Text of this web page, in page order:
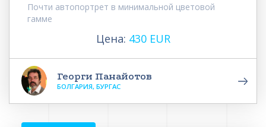
Почти автопортрет в минимальной цветовой
гамме
Цена: 430 EUR
Георги Панайотов
БОЛГАРИЯ, БУРГАС